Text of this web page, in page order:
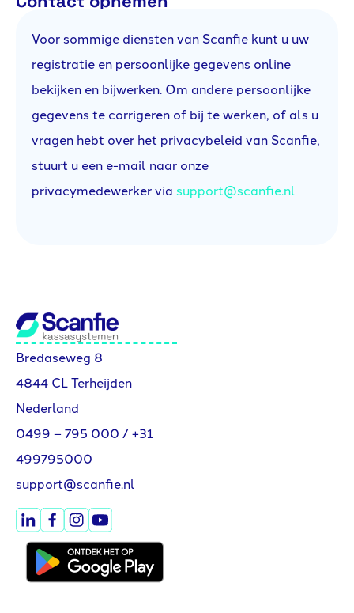
Voor sommige diensten van Scanfie kunt u uw
registratie en persoonlijke gegevens online
bekijken en bijwerken. Om andere persoonlijke
gegevens te corrigeren of bij te werken, of als u
vragen hebt over het privacybeleid van Scanfie,
stuurt u een e-mail naar onze
privacymedewerker via support@scanfie.nl
Bredaseweg 8
4844 CL Terheijden
Nederland
0499 – 795 000 /+31
499795000
support@scanfie.nl